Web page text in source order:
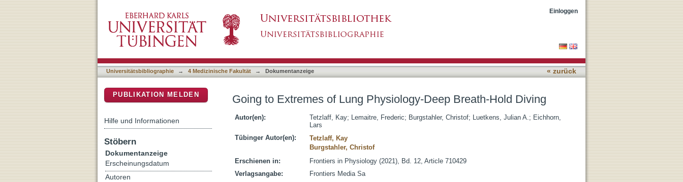
Einloggen
Universitätsbibliographie → 4 Medizinische Fakultät → Dokumentanzeige « zurück
Going to Extremes of Lung Physiology-Deep Breath-Hold Diving
Autor(en): Tetzlaff, Kay; Lemaitre, Frederic; Burgstahler, Christof; Luetkens, Julian A.; Eichhorn,
Lars
Tübinger Autor(en):
Tetzlaff, Kay
Burgstahler, Christof
Erschienen in:
Frontiers in Physiology (2021), Bd. 12, Article 710429
Verlagsangabe:
Frontiers Media Sa
PUBLIKATION MELDEN
Hilfe und Informationen
Stöbern
Dokumentanzeige
Erscheinungsdatum
Autoren